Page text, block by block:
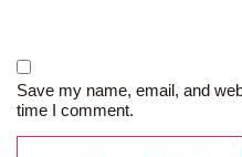
Save my name, email, and
time I comment.